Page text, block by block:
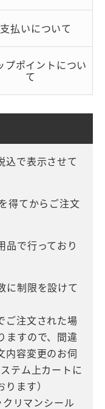
払いについて
プポイントについ
て
込で表示させて
得てからご注文
品で行っており
に制限を設けて
ご注文された場
ますので、間違
内容変更のお伺
テム上カートに
ます）
リマンシール